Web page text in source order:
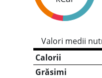
Valori medii
Calorii
Grăsimi